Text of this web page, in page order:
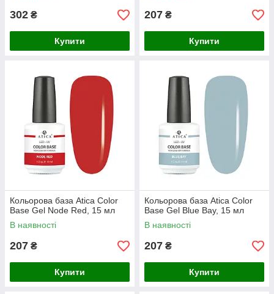
302 ₴
Купити
207 ₴
Купити
Кольорова база Atica Color
Base Gel Node Red, 15 мл
В наявності
207 ₴
Купити
Кольорова база Atica Color
Base Gel Blue Bay, 15 мл
В наявності
207 ₴
Купити